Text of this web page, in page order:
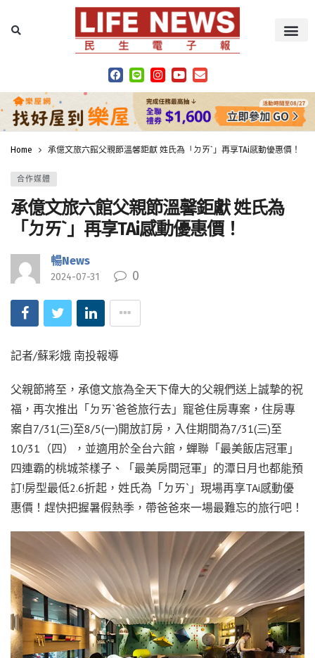
Home 承億文旅六館父親節溫馨鉅獻 姓氏為「ㄉㄞˋ」再享TAi感動優惠價！
合作媒體
承億文旅六館父親節溫馨鉅獻 姓氏為
「ㄉㄞˋ」再享TAi感動優惠價！
暢News
2024-07-31 0
記者/蘇彩娥 南投報導
父親節將至，承億文旅為全天下偉大的父親們送上誠摯的祝
福，再次推出「ㄉㄞˋ爸爸旅行去」寵爸住房專案，住房專
案自7/31(三)至8/5(一)開放訂房，入住期間為7/31(三)至
10/31（四），並適用於全台六館，蟬聯「最美飯店冠軍」
四連霸的桃城茶樣子、「最美房間冠軍」的潭日月也都能預
訂!房型最低2.6折起，姓氏為「ㄉㄞˋ」現場再享TAi感動優
惠價！趕快把握暑假熱季，帶爸爸來一場最難忘的旅行吧！